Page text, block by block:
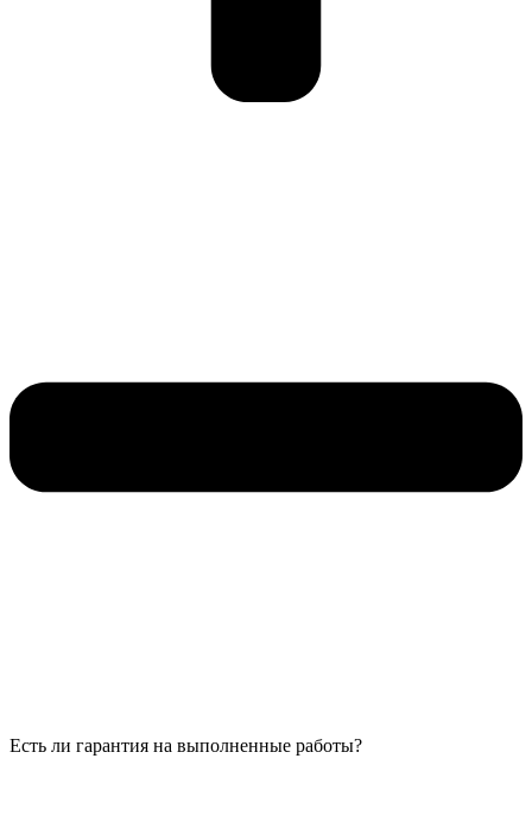
Есть ли гарантия на выполненные работы?